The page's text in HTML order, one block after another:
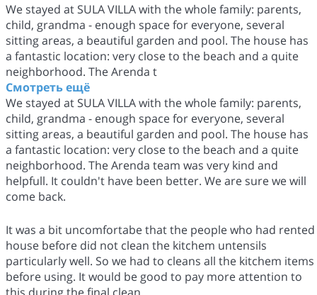
We stayed at SULA VILLA with the whole family: parents,
child, grandma - enough space for everyone, several
sitting areas, a beautiful garden and pool. The house has
a fantastic location: very close to the beach and a quite
neighborhood. The Arenda t
Смотреть ещё
We stayed at SULA VILLA with the whole family: parents,
child, grandma - enough space for everyone, several
sitting areas, a beautiful garden and pool. The house has
a fantastic location: very close to the beach and a quite
neighborhood. The Arenda team was very kind and
helpfull. It couldn't have been better. We are sure we will
come back.
It was a bit uncomfortabe that the people who had rented
house before did not clean the kitchem untensils
particularly well. So we had to cleans all the kitchem items
before using. It would be good to pay more attention to